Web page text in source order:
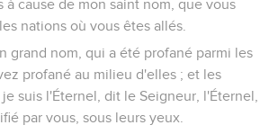
à cause de mon saint nom, que vous
nations où vous êtes allés.
grand nom, qui a été profané parmi les
profané au milieu d'elles ; et les
suis l'Éternel, dit le Seigneur, l'Éternel,
par vous, sous leurs yeux.